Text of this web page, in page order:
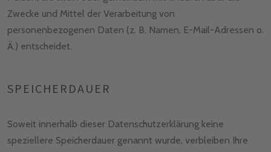
Zwecke und Mittel der Verarbeitung von
personenbezogenen Daten (z. B. Namen, E-Mail-Adressen o.
Ä.) entscheidet.
SPEICHERDAUER
Soweit innerhalb dieser Datenschutzerklärung keine
speziellere Speicherdauer genannt wurde, verbleiben Ihre